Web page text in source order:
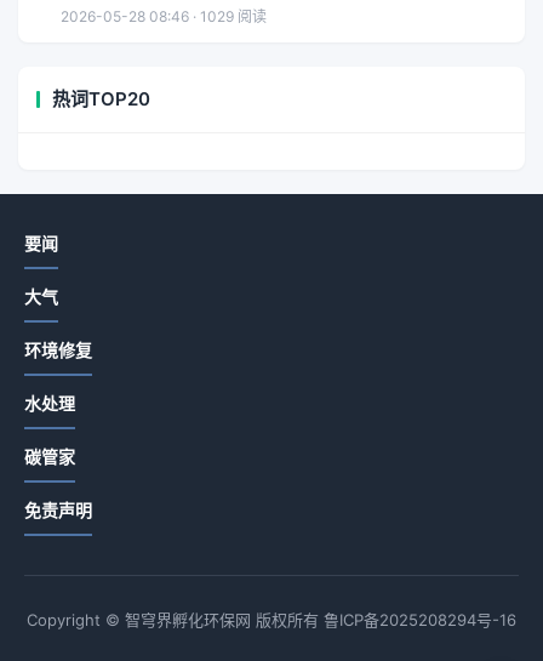
2026-05-28 08:46 · 1029 阅读
热词TOP20
要闻
大气
环境修复
水处理
碳管家
免责声明
Copyright © 智穹界孵化环保网 版权所有 鲁ICP备2025208294号-16